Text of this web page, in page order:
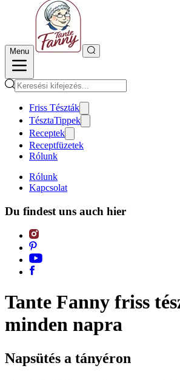
Menu
Friss Tészták
TésztaTippek
Receptek
Receptfüzetek
Rólunk
Rólunk
Kapcsolat
Du findest uns auch hier
Tante Fanny friss
minden napra
Napsütés a tányéron